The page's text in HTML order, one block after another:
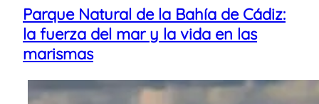
Parque Natural de la Bahía de Cádiz:
la fuerza del mar y la vida en las
marismas